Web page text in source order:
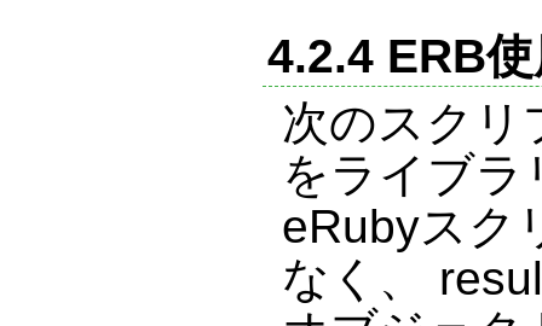
4.2.4 ERB
次のスクリ
をライブラ
eRubyスク
なく、